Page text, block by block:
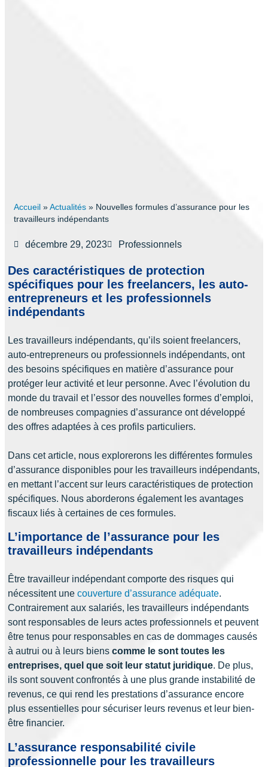
Accueil » Actualités » Nouvelles formules d’assurance pour les
travailleurs indépendants
décembre 29, 2023 Professionnels
Des caractéristiques de protection
spécifiques pour les freelancers, les auto-
entrepreneurs et les professionnels
indépendants
Les travailleurs indépendants, qu’ils soient freelancers,
auto-entrepreneurs ou professionnels indépendants, ont
des besoins spécifiques en matière d’assurance pour
protéger leur activité et leur personne. Avec l’évolution du
monde du travail et l’essor des nouvelles formes d’emploi,
de nombreuses compagnies d’assurance ont développé
des offres adaptées à ces profils particuliers.
Dans cet article, nous explorerons les différentes formules
d’assurance disponibles pour les travailleurs indépendants,
en mettant l’accent sur leurs caractéristiques de protection
spécifiques. Nous aborderons également les avantages
fiscaux liés à certaines de ces formules.
L’importance de l’assurance pour les
travailleurs indépendants
Être travailleur indépendant comporte des risques qui
nécessitent une couverture d’assurance adéquate.
Contrairement aux salariés, les travailleurs indépendants
sont responsables de leurs actes professionnels et peuvent
être tenus pour responsables en cas de dommages causés
à autrui ou à leurs biens comme le sont toutes les
entreprises, quel que soit leur statut juridique. De plus,
ils sont souvent confrontés à une plus grande instabilité de
revenus, ce qui rend les prestations d’assurance encore
plus essentielles pour sécuriser leurs revenus et leur bien-
être financier.
L’assurance responsabilité civile
professionnelle pour les travailleurs